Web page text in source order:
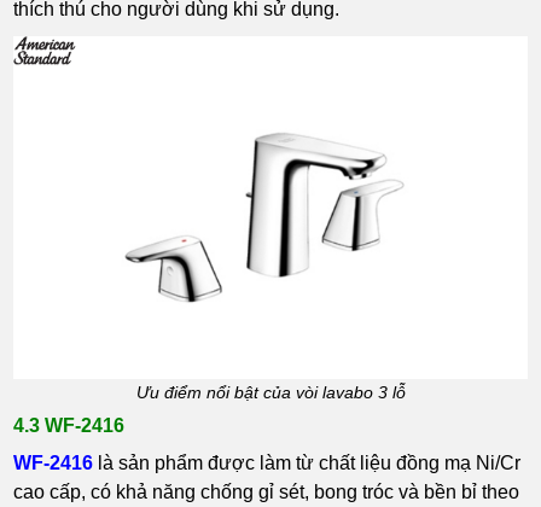
thích thú cho người dùng khi sử dụng.
Ưu điểm nổi bật của vòi lavabo 3 lỗ
4.3 WF-2416
WF-2416 là sản phẩm được làm từ chất liệu đồng mạ Ni/Cr
cao cấp, có khả năng chống gỉ sét, bong tróc và bền bỉ theo